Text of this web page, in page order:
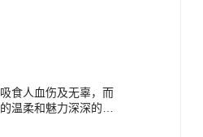
食人血伤及无辜，而
温柔和魅力深深的吸
，这一幕恰巧被安